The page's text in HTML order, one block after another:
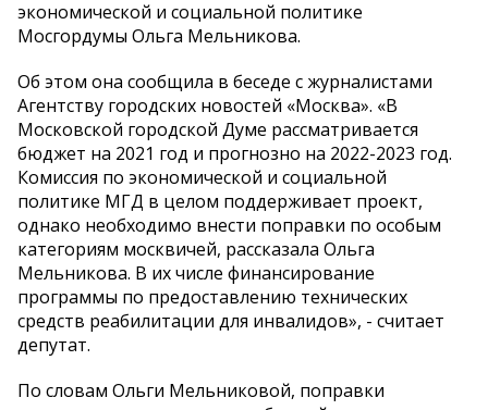
экономической и социальной политике
Мосгордумы Ольга Мельникова.
Об этом она сообщила в беседе с журналистами
Агентству городских новостей «Москва». «В
Московской городской Думе рассматривается
бюджет на 2021 год и прогнозно на 2022-2023 год.
Комиссия по экономической и социальной
политике МГД в целом поддерживает проект,
однако необходимо внести поправки по особым
категориям москвичей, рассказала Ольга
Мельникова. В их числе финансирование
программы по предоставлению технических
средств реабилитации для инвалидов», - считает
депутат.
По словам Ольги Мельниковой, поправки